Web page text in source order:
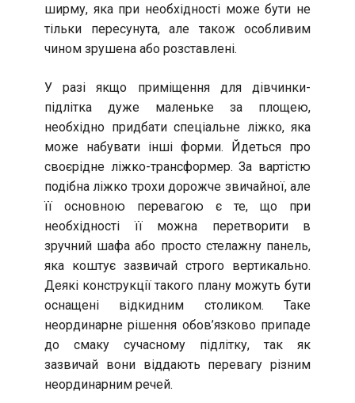
ширму, яка при необхідності може бути не
тільки пересунута, але також особливим
чином зрушена або розставлені.
У разі якщо приміщення для дівчинки-
підлітка дуже маленьке за площею,
необхідно придбати спеціальне ліжко, яка
може набувати інші форми. Йдеться про
своєрідне ліжко-трансформер. За вартістю
подібна ліжко трохи дорожче звичайної, але
її основною перевагою є те, що при
необхідності її можна перетворити в
зручний шафа або просто стелажну панель,
яка коштує зазвичай строго вертикально.
Деякі конструкції такого плану можуть бути
оснащені відкидним столиком. Таке
неординарне рішення обов’язково припаде
до смаку сучасному підлітку, так як
зазвичай вони віддають перевагу різним
неординарним речей.